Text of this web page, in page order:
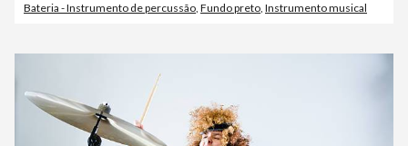
Bateria - Instrumento de percussão, Fundo preto, Instrumento musical